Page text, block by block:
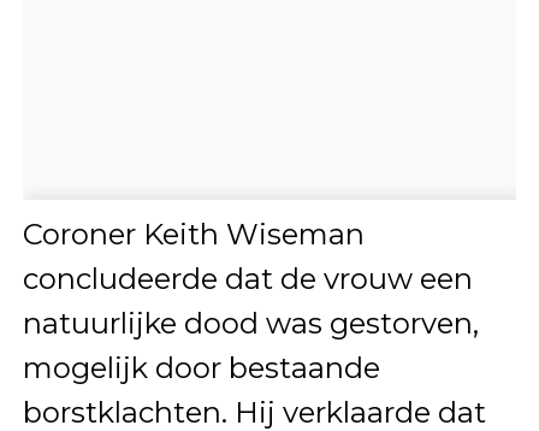
Coroner Keith Wiseman
concludeerde dat de vrouw een
natuurlijke dood was gestorven,
mogelijk door bestaande
borstklachten. Hij verklaarde dat